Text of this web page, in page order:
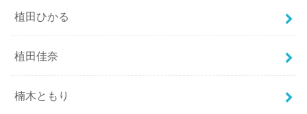
植田ひかる
植田佳奈
楠木ともり